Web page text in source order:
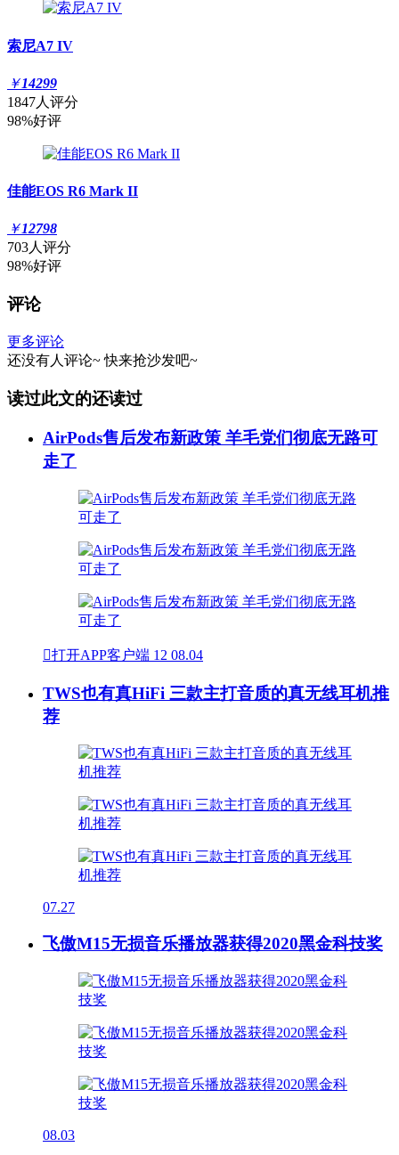
索尼A7 IV
￥14299
1847人评分
98%好评
佳能EOS R6 Mark II
￥12798
703人评分
98%好评
评论
更多评论
还没有人评论~ 快来抢沙发吧~
读过此文的还读过
AirPods售后发布新政策 羊毛党们彻底无路可
走了
打开APP客户端 12 08.04
TWS也有真HiFi 三款主打音质的真无线耳机推
荐
07.27
飞傲M15无损音乐播放器获得2020黑金科技奖
08.03